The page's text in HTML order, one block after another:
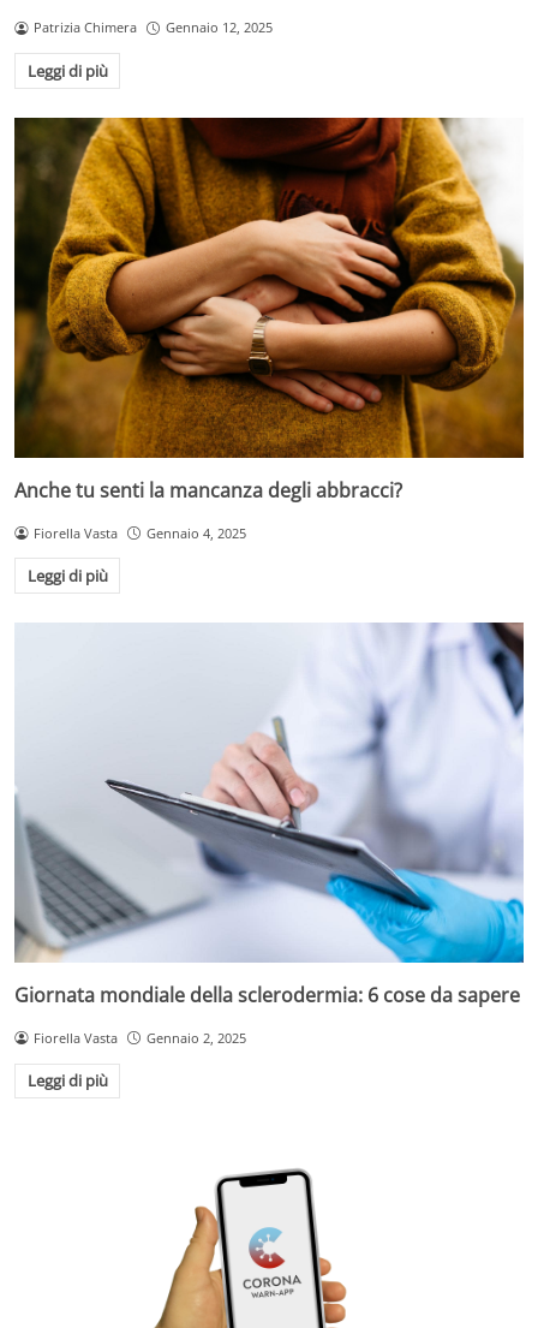
Patrizia Chimera Gennaio 12, 2025
Leggi di più
Anche tu senti la mancanza degli abbracci?
Fiorella Vasta Gennaio 4, 2025
Leggi di più
Giornata mondiale della sclerodermia: 6 cose da sapere
Fiorella Vasta Gennaio 2, 2025
Leggi di più